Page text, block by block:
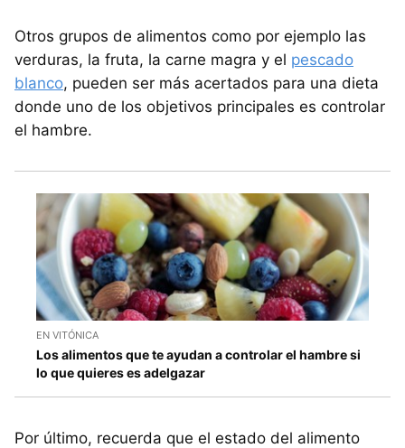
Otros grupos de alimentos como por ejemplo las
verduras, la fruta, la carne magra y el pescado
blanco, pueden ser más acertados para una dieta
donde uno de los objetivos principales es controlar
el hambre.
EN VITÓNICA
Los alimentos que te ayudan a controlar el hambre si
lo que quieres es adelgazar
Por último, recuerda que el estado del alimento